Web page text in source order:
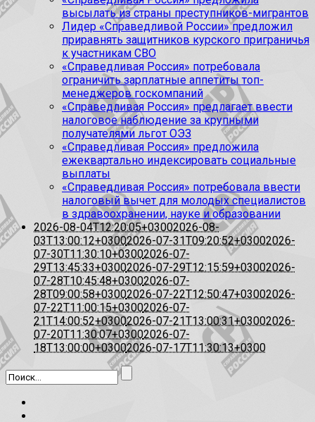
высылать из страны преступников-мигрантов
Лидер «Справедливой России» предложил
приравнять защитников курского приграничья
к участникам СВО
«Справедливая Россия» потребовала
ограничить зарплатные аппетиты топ-
менеджеров госкомпаний
«Справедливая Россия» предлагает ввести
налоговое наблюдение за крупными
получателями льгот ОЭЗ
«Справедливая Россия» предложила
ежеквартально индексировать социальные
выплаты
«Справедливая Россия» потребовала ввести
налоговый вычет для молодых специалистов
в здравоохранении, науке и образовании
2026-08-04T12:20:05+03002026-08-
03T13:00:12+03002026-07-31T09:20:52+03002026-
07-30T11:30:10+03002026-07-
29T13:45:33+03002026-07-29T12:15:59+03002026-
07-28T10:45:48+03002026-07-
28T09:00:58+03002026-07-22T12:50:47+03002026-
07-22T11:00:15+03002026-07-
21T14:00:52+03002026-07-21T13:00:31+03002026-
07-20T11:30:07+03002026-07-
18T13:00:00+03002026-07-17T11:30:13+0300